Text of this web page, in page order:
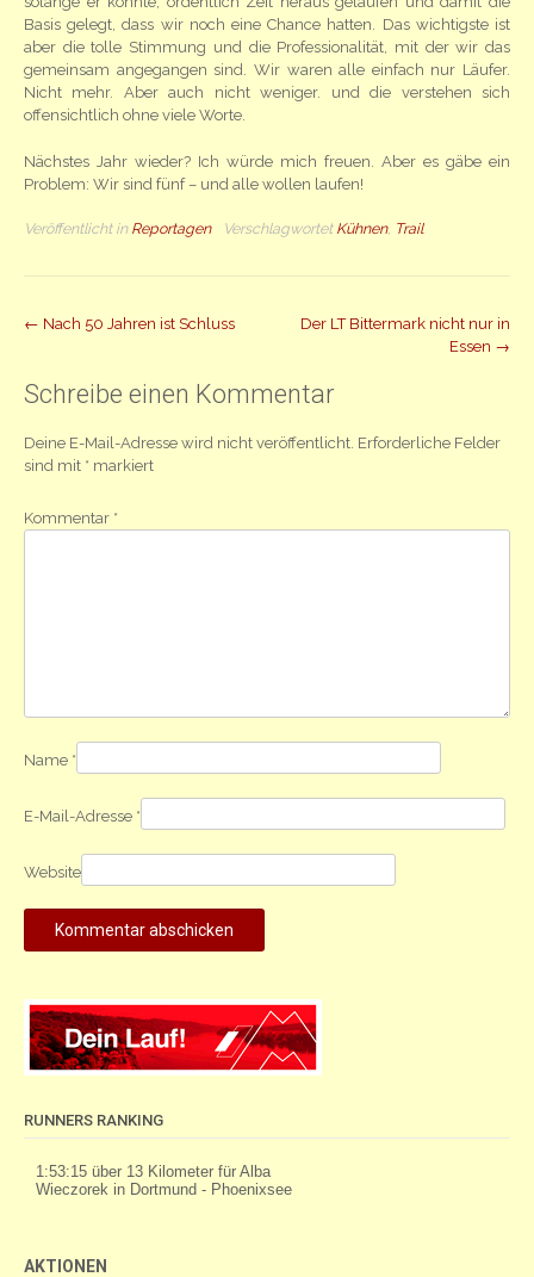
Basis gelegt, dass wir noch eine Chance hatten. Das wichtigste ist
aber die tolle Stimmung und die Professionalität, mit der wir das
gemeinsam angegangen sind. Wir waren alle einfach nur Läufer.
Nicht mehr. Aber auch nicht weniger. und die verstehen sich
offensichtlich ohne viele Worte.
Nächstes Jahr wieder? Ich würde mich freuen. Aber es gäbe ein
Problem: Wir sind fünf – und alle wollen laufen!
Veröffentlicht in Reportagen Verschlagwortet Kühnen, Trail
Beitrag
← Nach 50 Jahren ist Schluss
Der LT Bittermark nicht nur in
Essen →
Schreibe einen Kommentar
Deine E-Mail-Adresse wird nicht veröffentlicht. Erforderliche Felder
sind mit * markiert
Kommentar *
Name *
E-Mail-Adresse *
Website
RUNNERS RANKING
AKTIONEN